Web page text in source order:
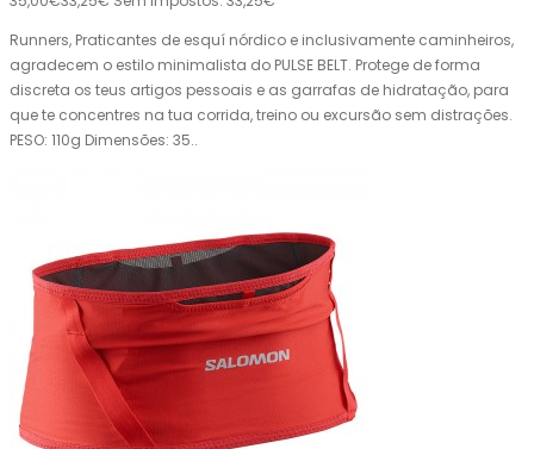
Runners, Praticantes de esquí nórdico e inclusivamente caminheiros,
agradecem o estilo minimalista do PULSE BELT. Protege de forma
discreta os teus artigos pessoais e as garrafas de hidratação, para
que te concentres na tua corrida, treino ou excursão sem distrações.
PESO: 110g Dimensões: 35..